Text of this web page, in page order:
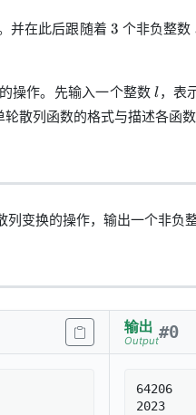
并在此后跟随着 3
3 个非负整数
操作。先输入一个整数l
l ，表
散列函数的格式与描述各函
变换的操作，输出一个非负
输出
Output#0
64206
2023